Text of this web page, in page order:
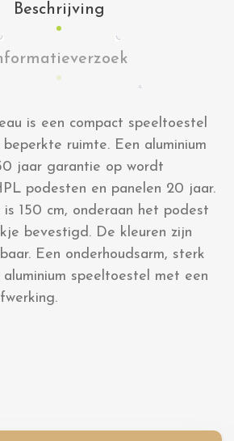
Beschrijving
is een compact speeltoestel
ruimte. Een aluminium
jaar garantie op wordt
podesten en panelen 20 jaar.
150 cm, onderaan het podest
bevestigd. De kleuren zijn
Een onderhoudsarm, sterk
aluminium speeltoestel met een